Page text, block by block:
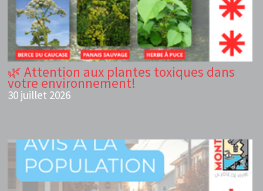
🌿 Attention aux plantes toxiques dans
votre environnement!
30 juillet 2026